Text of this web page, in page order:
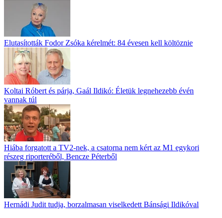
Elutasították Fodor Zsóka kérelmét: 84 évesen kell költöznie
Koltai Róbert és párja, Gaál Ildikó: Életük legnehezebb évén
vannak túl
Hiába forgatott a TV2-nek, a csatorna nem kért az M1 egykori
részeg riporteréből, Bencze Péterből
Hernádi Judit tudja, borzalmasan viselkedett Bánsági Ildikóval